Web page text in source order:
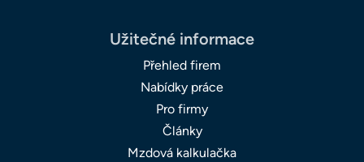
Užitečné informace
Přehled firem
Nabídky práce
Pro firmy
Články
Mzdová kalkulačka